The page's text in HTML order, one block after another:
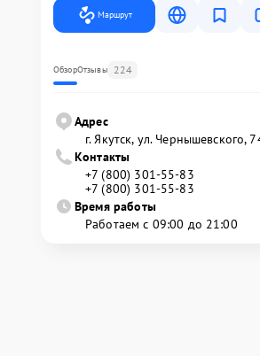
Маршрут
ОбзорОтзывы 224
Адрес
г. Якутск, ул. Чернышевского,
Контакты
+7 (800) 301-55-83
+7 (800) 301-55-83
Время работы
Работаем с 09:00 до 21:00